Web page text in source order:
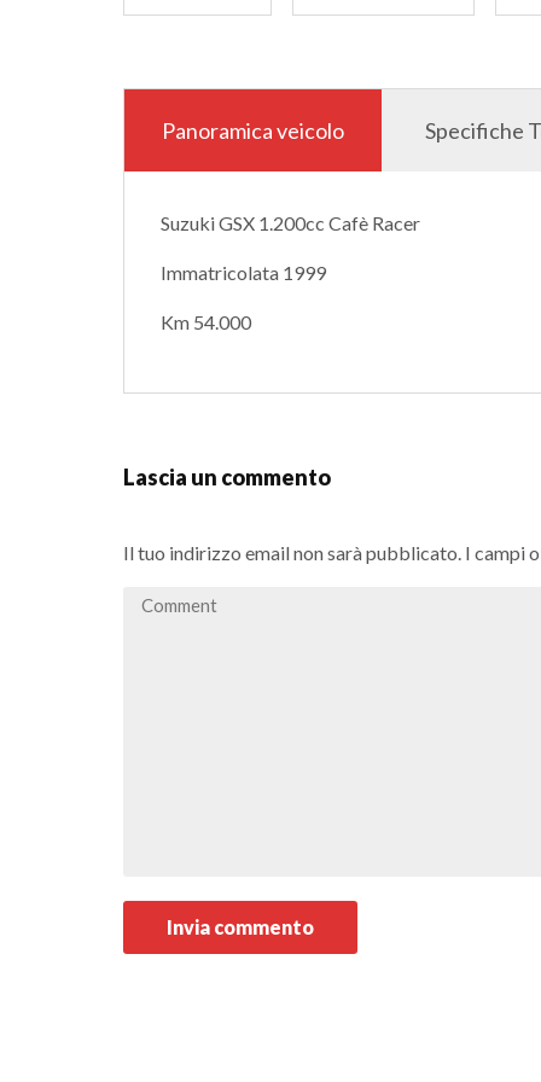
Panoramica veicolo Specifiche
Suzuki GSX 1.200cc Cafè Racer
Immatricolata 1999
Km 54.000
Lascia un commento
Il tuo indirizzo email non sarà pubblicato. I campi